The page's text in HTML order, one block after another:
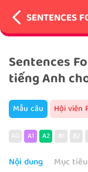
SENTENCES
Sentences
tiếng Anh
Mẫu câu Hội viên
A0 A1 A2 B1 B2
Nội dung Mục tiêu